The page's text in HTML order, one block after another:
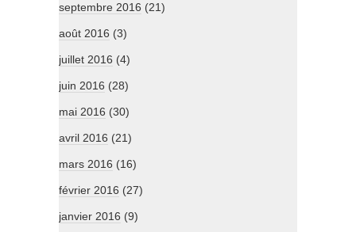
septembre 2016 (21)
août 2016 (3)
juillet 2016 (4)
juin 2016 (28)
mai 2016 (30)
avril 2016 (21)
mars 2016 (16)
février 2016 (27)
janvier 2016 (9)